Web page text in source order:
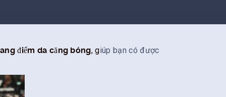
điểm da căng bóng, giúp bạn có được